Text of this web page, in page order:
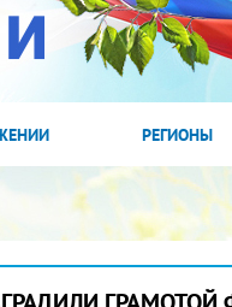
РЕГИОНЫ